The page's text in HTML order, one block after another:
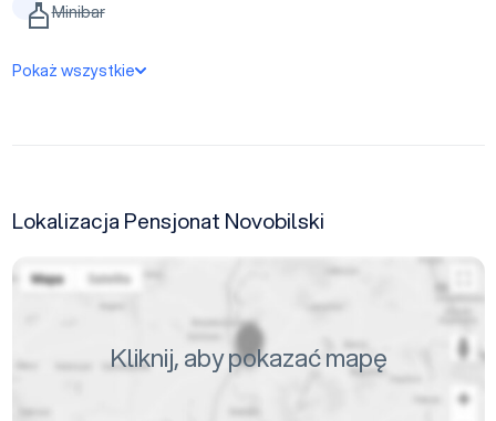
Minibar
Pokaż wszystkie
Lokalizacja Pensjonat Novobilski
Kliknij, aby pokazać mapę